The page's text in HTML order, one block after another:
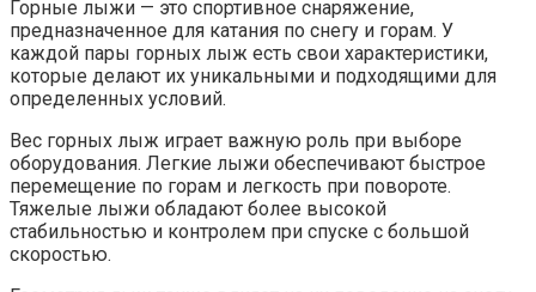
Горные лыжи — это спортивное снаряжение,
предназначенное для катания по снегу и горам. У
каждой пары горных лыж есть свои характеристики,
которые делают их уникальными и подходящими для
определенных условий.
Вес горных лыж играет важную роль при выборе
оборудования. Легкие лыжи обеспечивают быстрое
перемещение по горам и легкость при повороте.
Тяжелые лыжи обладают более высокой
стабильностью и контролем при спуске с большой
скоростью.